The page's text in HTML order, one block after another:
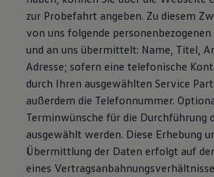
zur Probefahrt angeben. Zu diesem
von uns folgende
und an uns übermittelt: Name, Titel,
Adresse; sofern eine telefonische
durch Ihren ausgewählten Service
außerdem die Telefonnummer.
Terminwünsche für die Durchführung
ausgewählt werden. Diese Erhebung
Übermittlung der Daten erfolgt auf
eines